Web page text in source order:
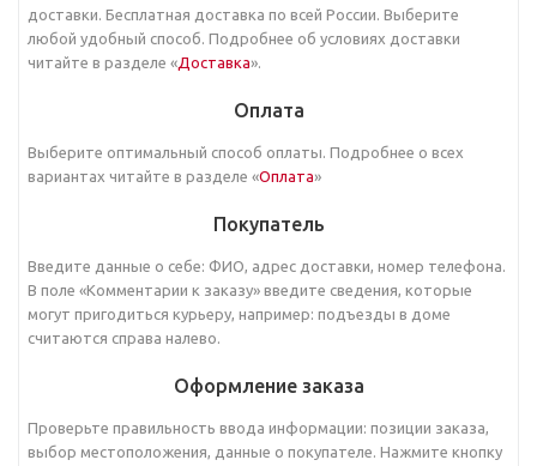
доставки. Бесплатная доставка по всей России. Выберите
любой удобный способ. Подробнее об условиях доставки
читайте в разделе «Доставка».
Оплата
Выберите оптимальный способ оплаты. Подробнее о всех
вариантах читайте в разделе «Оплата»
Покупатель
Введите данные о себе: ФИО, адрес доставки, номер телефона.
В поле «Комментарии к заказу» введите сведения, которые
могут пригодиться курьеру, например: подъезды в доме
считаются справа налево.
Оформление заказа
Проверьте правильность ввода информации: позиции заказа,
выбор местоположения, данные о покупателе. Нажмите кнопку